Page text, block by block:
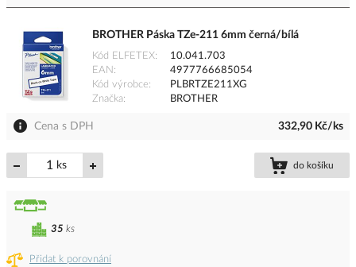
BROTHER Páska TZe-211 6mm černá/bílá
Kód ELFETEX
10.041.703
EAN
4977766685054
Kód výrobce
PLBRTZE211XG
Značka
BROTHER
Cena s DPH 332,90 Kč/ks
ks do košíku
Přidat k porovnání
35 ks